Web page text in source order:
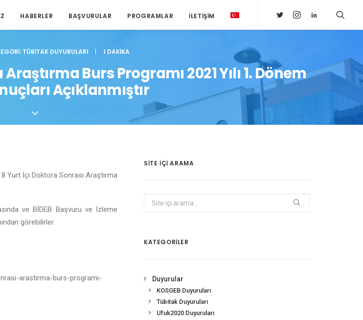
HABERLER BAŞVURULAR PROGRAMLAR İLETIŞIM
TÜBITAK DUYURULARI | 1 DAKIKA
Burs Programı 2021 Yılı 1. Dönem
Açıklanmıştır
Yurt İçi Doktora Sonrası Araştırma
ve BİDEB Başvuru ve İzleme
görebilirler.
arastirma-burs-programi-
SITE IÇI ARAMA
KATEGORİLER
Duyurular
KOSGEB Duyuruları
Tübitak Duyuruları
Ufuk2020 Duyuruları